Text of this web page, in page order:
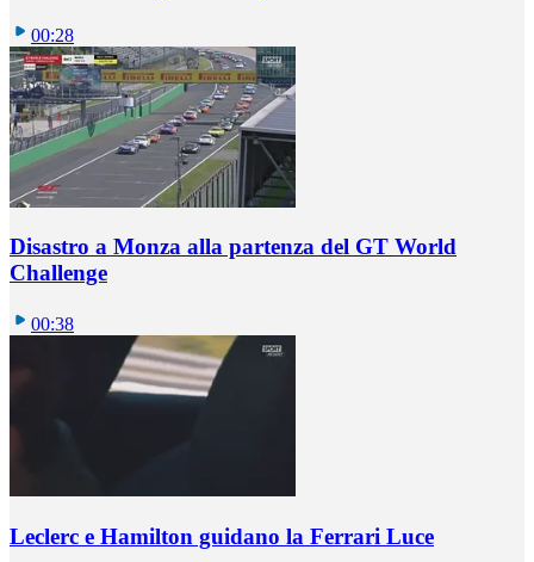
00:28
Disastro a Monza alla partenza del GT World
Challenge
00:38
Leclerc e Hamilton guidano la Ferrari Luce